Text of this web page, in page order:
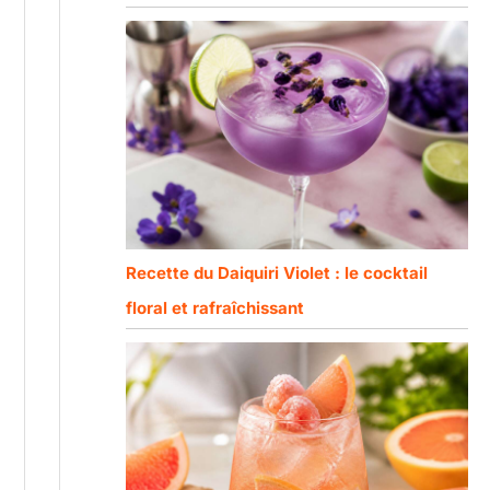
Recette du Daiquiri Violet : le cocktail
floral et rafraîchissant